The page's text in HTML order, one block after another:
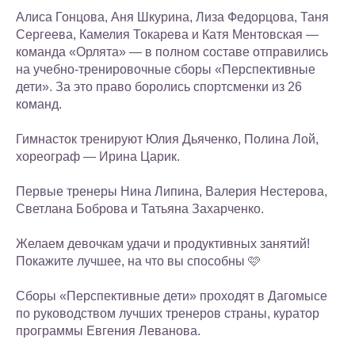
Алиса Гонцова, Аня Шкурина, Лиза Федорцова, Таня
Сергеева, Камелия Токарева и Катя Ментовская —
команда «Орлята» — в полном составе отправились
на учебно-тренировочные сборы «Перспективные
дети». За это право боролись спортсменки из 26
команд.
Гимнасток тренируют Юлия Дьяченко, Полина Лой,
хореограф — Ирина Царик.
Первые тренеры Нина Липина, Валерия Нестерова,
Светлана Боброва и Татьяна Захарченко.
Желаем девочкам удачи и продуктивных занятий!
Покажите лучшее, на что вы способны 🩷
Сборы «Перспективные дети» проходят в Дагомысе
по руководством лучших тренеров страны, куратор
программы Евгения Леванова.